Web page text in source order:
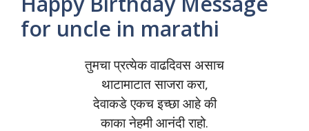
for uncle in marathi
तुमचा प्रत्येक वाढदिवस असाच
थाटामाटात साजरा करा,
देवाकडे एकच इच्छा आहे की
काका नेहमी आनंदी राहो.